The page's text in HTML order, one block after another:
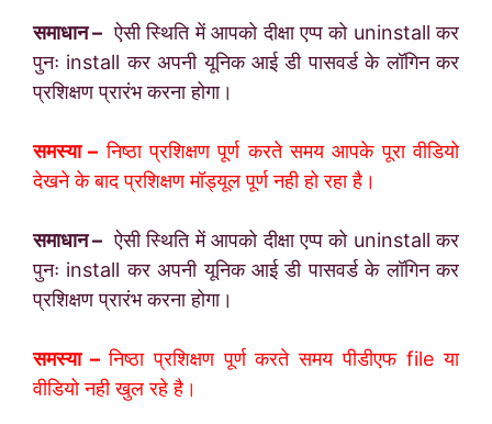
समाधान – ऐसी स्थिति में आपको दीक्षा एप्प को uninstall कर
पुनः install कर अपनी यूनिक आई डी पासवर्ड के लॉगिन कर
प्रशिक्षण प्रारंभ करना होगा।
समस्या – निष्ठा प्रशिक्षण पूर्ण करते समय आपके पूरा वीडियो
देखने के बाद प्रशिक्षण मॉड्यूल पूर्ण नही हो रहा है।
समाधान – ऐसी स्थिति में आपको दीक्षा एप्प को uninstall कर
पुनः install कर अपनी यूनिक आई डी पासवर्ड के लॉगिन कर
प्रशिक्षण प्रारंभ करना होगा।
समस्या –निष्ठा प्रशिक्षण पूर्ण करते समय पीडीएफ file या
वीडियो नही खुल रहे है।